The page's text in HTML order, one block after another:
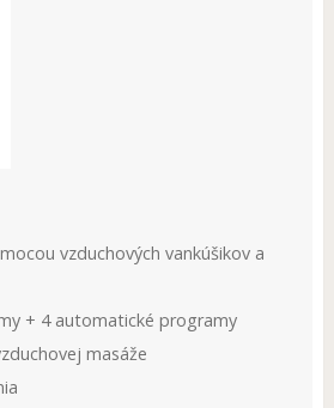
vzduchových vankúšikov a
+ 4 automatické programy
masáže